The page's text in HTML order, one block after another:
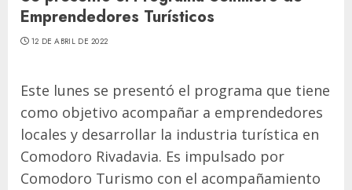
Emprendedores Turísticos
12 DE ABRIL DE 2022
Este lunes se presentó el programa que tiene
como objetivo acompañar a emprendedores
locales y desarrollar la industria turística en
Comodoro Rivadavia. Es impulsado por
Comodoro Turismo con el acompañamiento